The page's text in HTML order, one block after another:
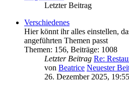
Letzter Beitrag
Verschiedenes
Hier könnt ihr alles einstellen,
angeführten Themen passt
Themen: 156, Beiträge: 1008
Letzter Beitrag Re:
von Beatrice Neuester
26. Dezember 2025, 19:55